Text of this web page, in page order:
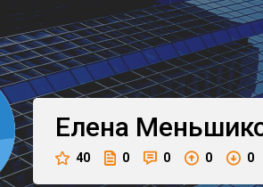
Елена
40 0 0 0 0